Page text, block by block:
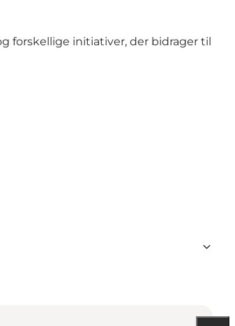
forskellige initiativer, der bidrager til